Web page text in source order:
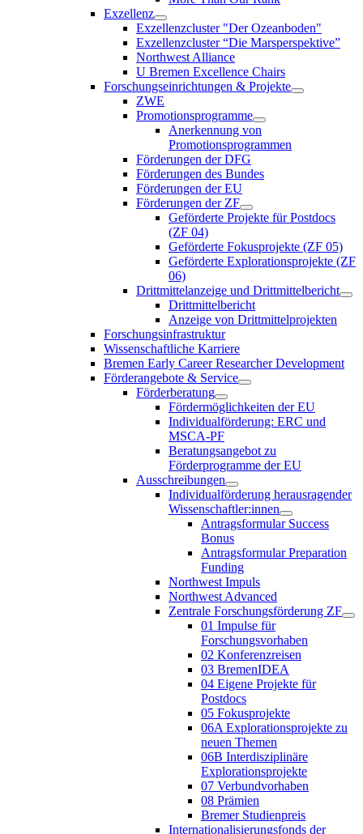
Exzellenz
Exzellenzcluster "Der Ozeanboden"
Exzellenzcluster “Die Marsperspektive”
Northwest Alliance
U Bremen Excellence Chairs
Forschungseinrichtungen & Projekte
ZWE
Promotionsprogramme
Anerkennung von
Promotionsprogrammen
Förderungen der DFG
Förderungen des Bundes
Förderungen der EU
Förderungen der ZF
Geförderte Projekte für Postdocs
(ZF 04)
Geförderte Fokusprojekte (ZF 05)
Geförderte Explorationsprojekte (ZF
06)
Drittmittelanzeige und Drittmittelbericht
Drittmittelbericht
Anzeige von Drittmittelprojekten
Forschungsinfrastruktur
Wissenschaftliche Karriere
Bremen Early Career Researcher Development
Förderangebote & Service
Förderberatung
Fördermöglichkeiten der EU
Individualförderung: ERC und
MSCA-PF
Beratungsangebot zu
Förderprogramme der EU
Ausschreibungen
Individualförderung herausragender
Wissenschaftler:innen
Antragsformular Success
Bonus
Antragsformular Preparation
Funding
Northwest Impuls
Northwest Advanced
Zentrale Forschungsförderung ZF
01 Impulse für
Forschungsvorhaben
02 Konferenzreisen
03 BremenIDEA
04 Eigene Projekte für
Postdocs
05 Fokusprojekte
06A Explorationsprojekte zu
neuen Themen
06B Interdisziplinäre
Explorationsprojekte
07 Verbundvorhaben
08 Prämien
Bremer Studienpreis
Internationalisierungsfonds der